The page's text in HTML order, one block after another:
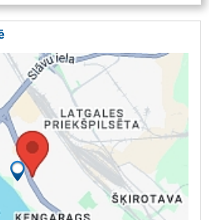
cieti matrači Rīgā, stingri matrači Rīgā,
aloe vera, audums silver.